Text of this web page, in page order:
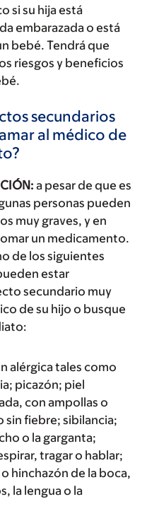
si su hija está
embarazada o está
bebé. Tendrá que
riesgos y beneficios
secundarios
al médico de
a pesar de que es
personas pueden
muy graves, y en
un medicamento.
de los siguientes
estar
secundario muy
de su hijo o busque
alérgica tales como
picazón; piel
con ampollas o
sin fiebre; sibilancia;
o la garganta;
tragar o hablar;
hinchazón de la boca,
la lengua o la